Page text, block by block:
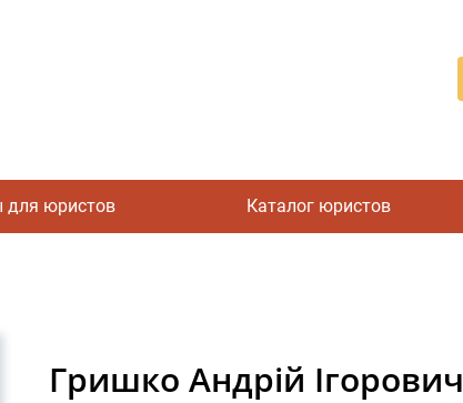
для юристов Каталог юристов
Гришко Андрій Ігорович